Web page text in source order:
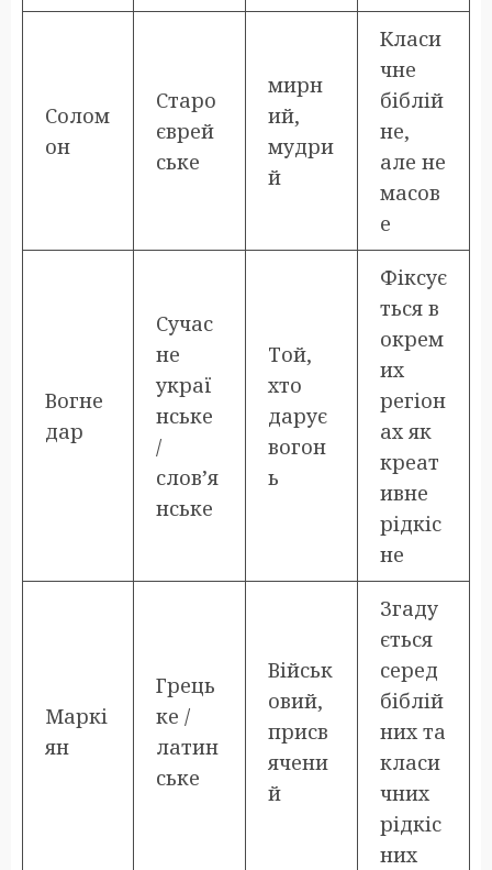
Солом
он
Старо
єврей
ське
мирн
ий,
мудри
й
Класи
чне
біблій
не,
але не
масов
е
Вогне
дар
Сучас
не
украї
нське
/
слов’я
нське
Той,
хто
дарує
вогон
ь
Фіксує
ться в
окрем
их
регіон
ах як
креат
ивне
рідкіс
не
Маркі
ян
Грець
ке /
латин
ське
Військ
овий,
присв
ячени
й
Згаду
ється
серед
біблій
них та
класи
чних
рідкіс
них